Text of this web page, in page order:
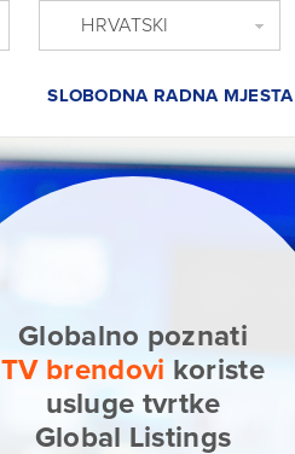
HRVATSKI
SLOBODNA RADNA MJESTA
Globalno poznati
TV brendovi koriste
usluge tvrtke
Global Listings